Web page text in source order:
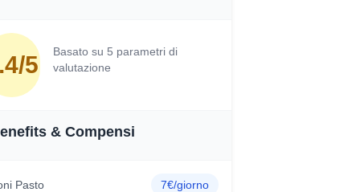
5
Basato su 5 parametri di
valutazione
& Compensi
Pasto 7€/giorno